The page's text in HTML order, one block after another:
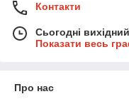
Контакти
Сьогодні вихідний
Показати весь
Про нас